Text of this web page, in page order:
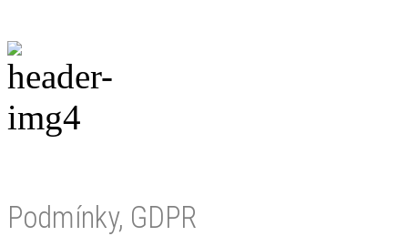
Podmínky, GDPR